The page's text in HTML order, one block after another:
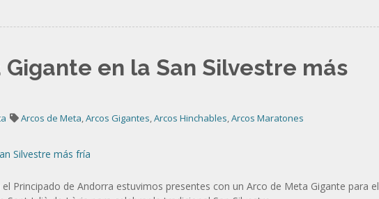
en la San Silvestre más
Arcos de Meta,Arcos Gigantes,Arcos Hinchables,Arcos Maratones
Principado de Andorra estuvimos presentes con un Arco de Meta Gigante para el